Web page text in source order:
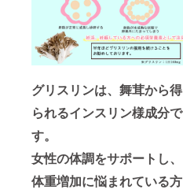
グリスリンは、舞茸から得
られるインスリン様成分で
す。
女性の体調をサポートし、
体重増加に悩まれている方